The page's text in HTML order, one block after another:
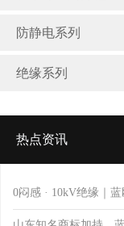
防静电系列
绝缘系列
热点资讯